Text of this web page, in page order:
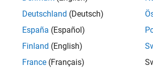
Deutschland (Deutsch)
España (Español)
Finland (English)
France (Français)